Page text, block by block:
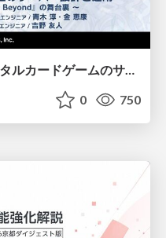
【CEDEC2026】次世代デジタルカードゲームのサーバー設計と運用 〜『Shadowverse: Worlds Beyond』の舞台裏～
0 750